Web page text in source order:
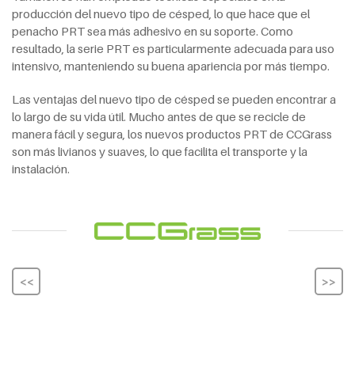
producción del nuevo tipo de césped, lo que hace que el
penacho PRT sea más adhesivo en su soporte. Como
resultado, la serie PRT es particularmente adecuada para uso
intensivo, manteniendo su buena apariencia por más tiempo.
Las ventajas del nuevo tipo de césped se pueden encontrar a
lo largo de su vida útil. Mucho antes de que se recicle de
manera fácil y segura, los nuevos productos PRT de CCGrass
son más livianos y suaves, lo que facilita el transporte y la
instalación.
<< >>